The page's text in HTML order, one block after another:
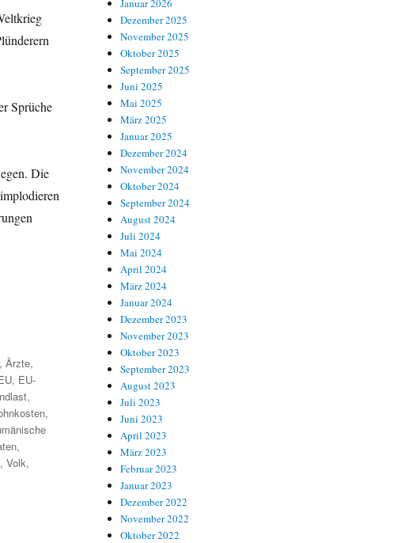
Sprüche
Die
,Ärzte,
, EU-
,
,
,
,Volk,
Januar 2026
Dezember 2025
November 2025
Oktober 2025
September 2025
Juni 2025
Mai 2025
März 2025
Januar 2025
Dezember 2024
November 2024
Oktober 2024
September 2024
August 2024
Juli 2024
Mai 2024
April 2024
März 2024
Januar 2024
Dezember 2023
November 2023
Oktober 2023
September 2023
August 2023
Juli 2023
Juni 2023
April 2023
März 2023
Februar 2023
Januar 2023
Dezember 2022
November 2022
Oktober 2022